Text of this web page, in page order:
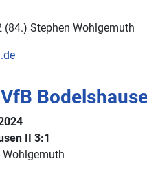
Stephen Wohlgemuth
II 3:1